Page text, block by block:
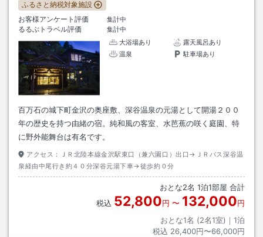
ふるさと納税対象施設
お客様アンケート評価
集計中
るるぶトラベル評価
集計中
大浴場あり
露天風呂あり
温泉
駐車場あり
百万石の城下町金沢の奥座敷、深谷温泉の元湯として開湯２００
年の歴史を持つ由緒の宿。純和風の客室、水芭蕉の咲く庭園、特
に野外能舞台は有名です。
アクセス：
ＪＲ北陸本線金沢駅東口（兼六園口）出口→ＪＲバス深谷温
泉経由中尾行き約４０分深谷元湯下車→徒歩約０分
おとな2名 1泊1部屋 合計
税込 52,800円 〜 132,000円
おとな1名 (2名1室)｜ 1泊
税込 26,400円〜66,000円